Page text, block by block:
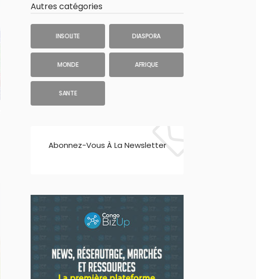
Autres catégories
INSOLITE DIASPORA
MONDE AFRIQUE
SANTE
Abonnez-Vous À La Newsletter